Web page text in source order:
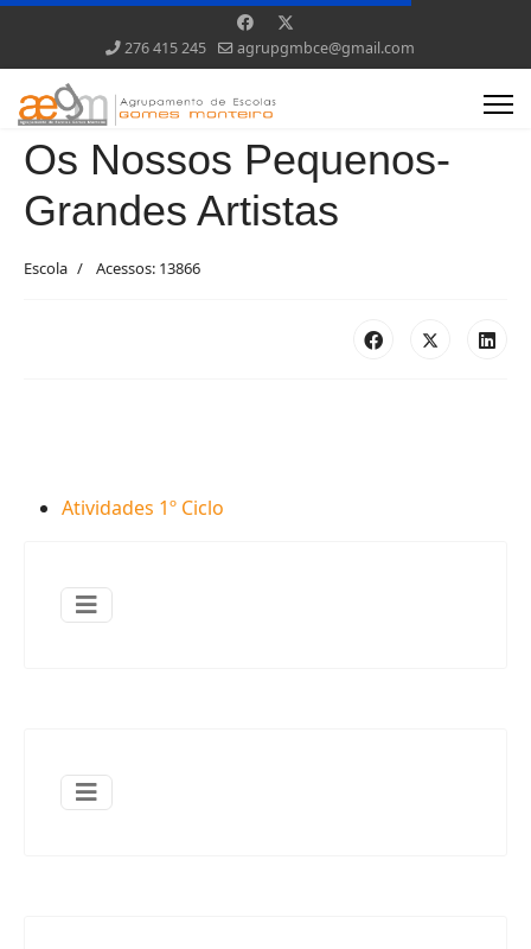
276 415 245 agrupgmbce@gmail.com
Os Nossos Pequenos-
Grandes Artistas
Escola Acessos: 13866
Atividades 1º Ciclo